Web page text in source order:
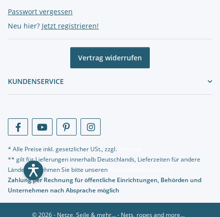
Passwort vergessen
Neu hier? Jetzt registrieren!
Vertrag widerrufen
KUNDENSERVICE
* Alle Preise inkl. gesetzlicher USt., zzgl.
** gilt für Lieferungen innerhalb Deutschlands, Lieferzeiten für andere
Länder entnehmen Sie bitte unseren
Zahlung per Rechnung für öffentliche Einrichtungen, Behörden und
Unternehmen nach Absprache möglich
© 2026 - Netze, Seile & mehr... - Nets, ropes and more...